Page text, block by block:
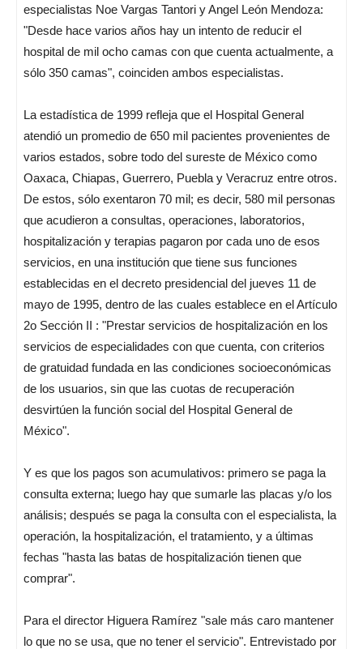
especialistas Noe Vargas Tantori y Angel León Mendoza:
"Desde hace varios años hay un intento de reducir el
hospital de mil ocho camas con que cuenta actualmente, a
sólo 350 camas", coinciden ambos especialistas.
La estadística de 1999 refleja que el Hospital General
atendió un promedio de 650 mil pacientes provenientes de
varios estados, sobre todo del sureste de México como
Oaxaca, Chiapas, Guerrero, Puebla y Veracruz entre otros.
De estos, sólo exentaron 70 mil; es decir, 580 mil personas
que acudieron a consultas, operaciones, laboratorios,
hospitalización y terapias pagaron por cada uno de esos
servicios, en una institución que tiene sus funciones
establecidas en el decreto presidencial del jueves 11 de
mayo de 1995, dentro de las cuales establece en el Artículo
2o Sección II : "Prestar servicios de hospitalización en los
servicios de especialidades con que cuenta, con criterios
de gratuidad fundada en las condiciones socioeconómicas
de los usuarios, sin que las cuotas de recuperación
desvirtúen la función social del Hospital General de
México".
Y es que los pagos son acumulativos: primero se paga la
consulta externa; luego hay que sumarle las placas y/o los
análisis; después se paga la consulta con el especialista, la
operación, la hospitalización, el tratamiento, y a últimas
fechas "hasta las batas de hospitalización tienen que
comprar".
Para el director Higuera Ramírez "sale más caro mantener
lo que no se usa, que no tener el servicio". Entrevistado por